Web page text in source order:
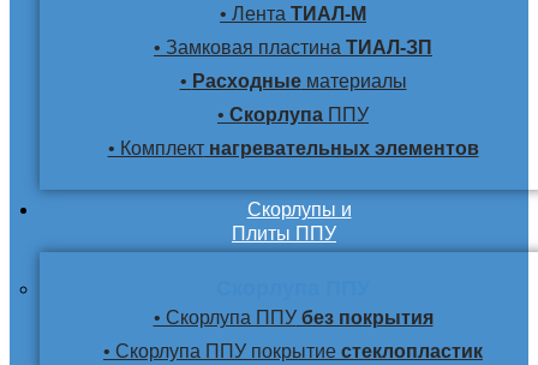
• Лента ТИАЛ-М
• Замковая пластина ТИАЛ-ЗП
• Расходныематериалы
• Скорлупа ППУ
• Комплектнагревательных элементов
Скорлупы и
Плиты ППУ
• Скорлупа ППУбез покрытия
• Скорлупа ППУ покрытие стеклопластик